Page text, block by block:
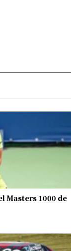
Masters 1000 de